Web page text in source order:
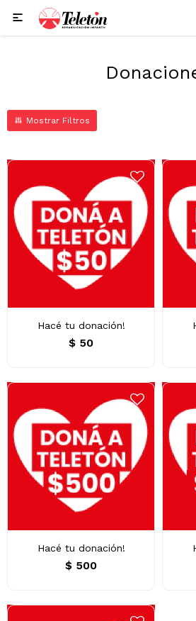

Hacé tu donación!
$ 50
Hacé tu donación!
$ 500